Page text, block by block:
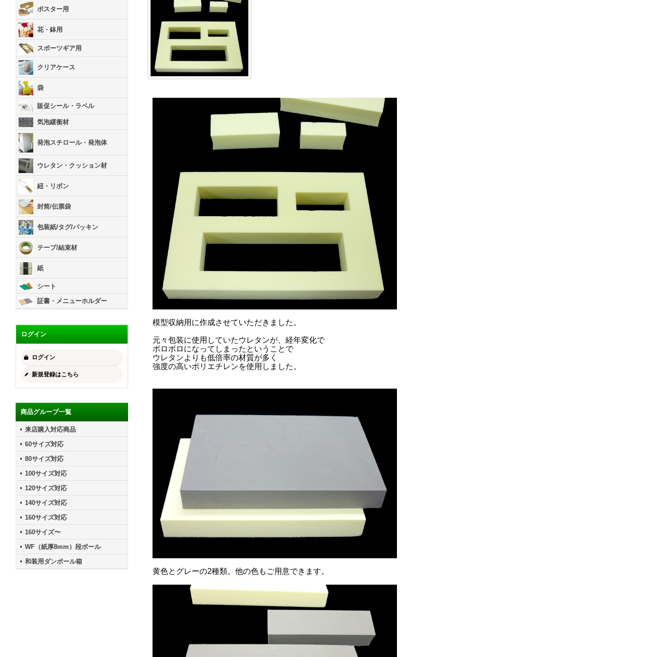
ポスター用
花・鉢用
スポーツギア用
クリアケース
袋
販促シール・ラベル
気泡緩衝材
発泡スチロール・発泡体
ウレタン・クッション材
紐・リボン
封筒/伝票袋
包装紙/タグ/パッキン
テープ/結束材
紙
シート
証書・メニューホルダー
ログイン
ログイン
新規登録はこちら
商品グループ一覧
来店購入対応商品
60サイズ対応
80サイズ対応
100サイズ対応
120サイズ対応
140サイズ対応
160サイズ対応
160サイズ〜
WF（紙厚8mm）段ボール
和装用ダンボール箱
模型収納用に作成させていただきました。
元々包装に使用していたウレタンが、経年変化で
ボロボロになってしまったということで
ウレタンよりも低倍率の材質が多く
強度の高いポリエチレンを使用しました。
黄色とグレーの2種類。他の色もご用意できます。